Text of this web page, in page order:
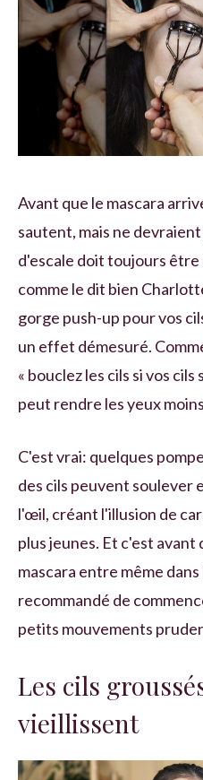
Avant que le mascara
sautent, mais ne
d'escale doit toujours être
comme le dit bien
gorge push-up pour vos
un effet démesuré.
« bouclez les cils si vos
peut rendre les yeux
C'est vrai: quelques
des cils peuvent
l'œil, créant l'illusion de
plus jeunes. Et c'est
mascara entre même
recommandé de
petits mouvements
Les cils
vieillissent